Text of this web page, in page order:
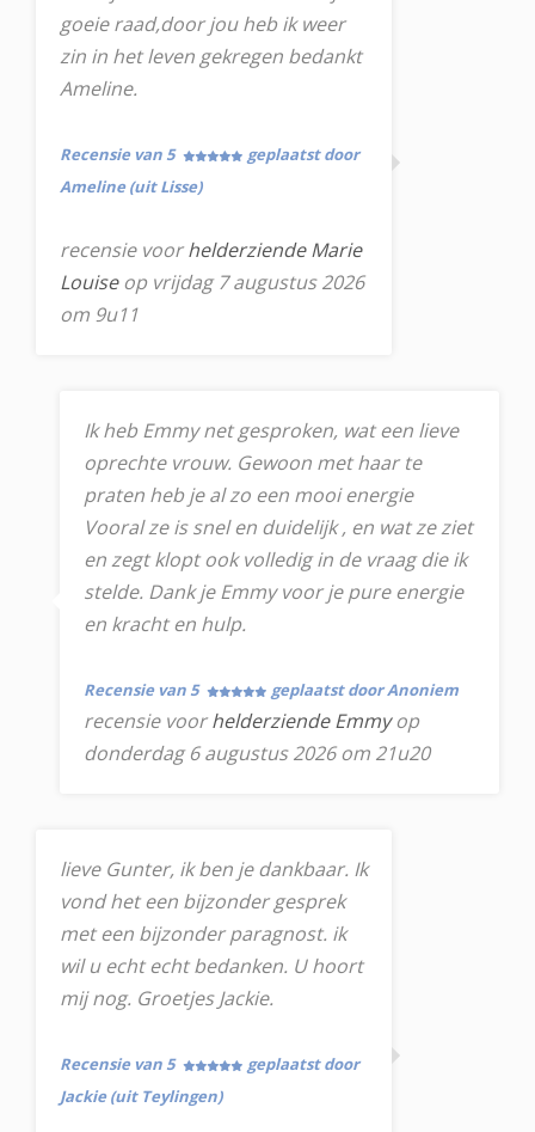
goeie raad,door jou heb ik weer
zin in het leven gekregen bedankt
Ameline.
Recensie van 5
geplaatst door
Ameline (uit Lisse)
recensie voorhelderziende Marie
Louiseop vrijdag 7 augustus 2026
om 9u11
Ik heb Emmy net gesproken, wat een lieve
oprechte vrouw. Gewoon met haar te
praten heb je al zo een mooi energie
Vooral ze is snel en duidelijk , en wat ze ziet
en zegt klopt ook volledig in de vraag die ik
stelde. Dank je Emmy voor je pure energie
en kracht en hulp.
Recensie van 5 geplaatst door Anoniem
recensie voorhelderziende Emmyop
donderdag 6 augustus 2026 om 21u20
lieve Gunter, ik ben je dankbaar. Ik
vond het een bijzonder gesprek
met een bijzonder paragnost. ik
wil u echt echt bedanken. U hoort
mij nog. Groetjes Jackie.
Recensie van 5
geplaatst door
Jackie (uit Teylingen)